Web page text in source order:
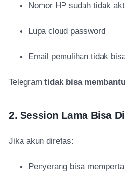
Nomor HP sudah tidak
Lupa cloud password
Email pemulihan tidak
Telegram tidak bisa
2. Session Lama Bisa
Jika akun diretas:
Penyerang bisa